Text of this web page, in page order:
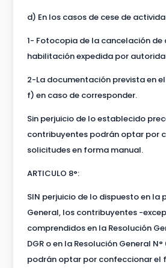
d) En los casos de cese de
1- Fotocopia de la cancelación de
habilitación expedida por
2-La documentación prevista en
f) en caso de corresponder.
Sin perjuicio de lo establecido
contribuyentes podrán optar por
solicitudes en forma manual.
ARTICULO 8°:
SIN perjuicio de lo dispuesto en la
General, los contribuyentes -
comprendidos en la Resolución
DGR o en la Resolución General N°
podrán optar por confeccionar el